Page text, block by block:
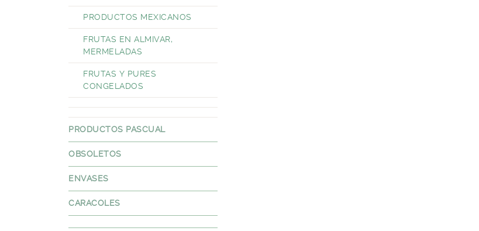
PRODUCTOS MEXICANOS
FRUTAS EN ALMIVAR,
MERMELADAS
FRUTAS Y PURES
CONGELADOS
PRODUCTOS PASCUAL
OBSOLETOS
ENVASES
CARACOLES